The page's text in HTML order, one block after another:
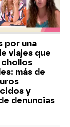
por una
viajes que
más de
y
denuncias